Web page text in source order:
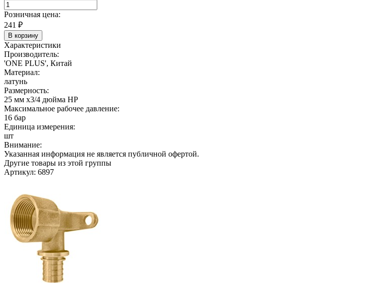
Розничная цена:
241 ₽
В корзину
Характеристики
Производитель:
'ONE PLUS', Китай
Материал:
латунь
Размерность:
25 мм х3/4 дюйма НР
Максимальное рабочее давление:
16 бар
Единица измерения:
шт
Внимание:
Указанная информация не является публичной офертой.
Другие товары из этой группы
Артикул: 6897